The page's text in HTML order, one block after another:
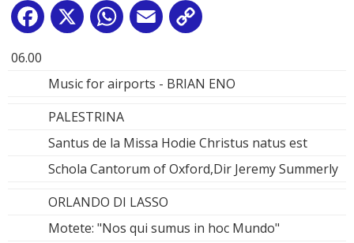
Facebook
X WhatsApp
Email
06.00
Music for airports - BRIAN ENO
PALESTRINA
Santus de la Missa Hodie Christus natus est
Schola Cantorum of Oxford,Dir Jeremy Summerly
ORLANDO DI LASSO
Motete: "Nos qui sumus in hoc Mundo"